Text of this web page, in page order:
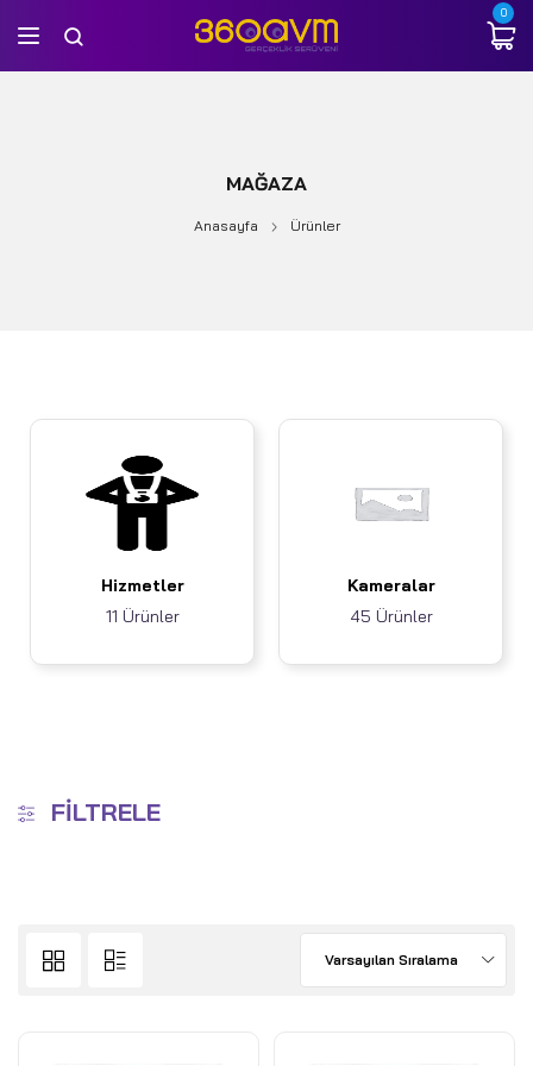
0
MAĞAZA
Anasayfa Ürünler
Hizmetler
11 Ürünler
Kameralar
45 Ürünler
FILTRELE
Varsayılan Sıralama